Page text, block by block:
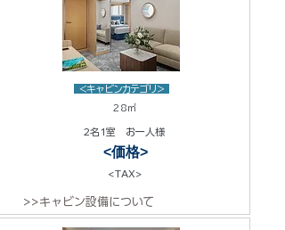
<キャビンカテゴリ>
28㎡
2名1室 お一人様
<価格>
<TAX>
>>キャビン設備について